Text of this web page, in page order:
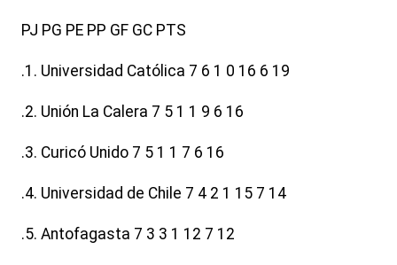
PJ PG PE PP GF GC PTS
.1. Universidad Católica 7 6 1 0 16 6 19
.2. Unión La Calera 7 5 1 1 9 6 16
.3. Curicó Unido 7 5 1 1 7 6 16
.4. Universidad de Chile 7 4 2 1 15 7 14
.5. Antofagasta 7 3 3 1 12 7 12